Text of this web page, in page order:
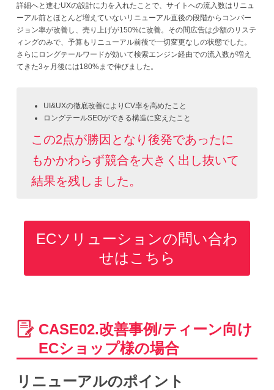
詳細へと進むUXの設計に力を入れたことで、サイトへの流入数はリニュ
ーアル前とほとんど増えていないリニューアル直後の段階からコンバー
ジョン率が改善し、売り上げが150%に改善。その間広告は少額のリステ
ィングのみで、予算もリニューアル前後で一切変更なしの状態でした。
さらにロングテールワードが効いて検索エンジン経由での流入数が増え
てきた3ヶ月後には180%まで伸びました。
UI&UXの徹底改善によりCV率を高めたこと
ロングテールSEOができる構造に変えたこと
この2点が勝因となり後発であったに
もかかわらず競合を大きく出し抜いて
結果を残しました。
ECソリューションの問い合わ
せはこちら
CASE02.改善事例/ティーン向け
ECショップ様の場合
リニューアルのポイント